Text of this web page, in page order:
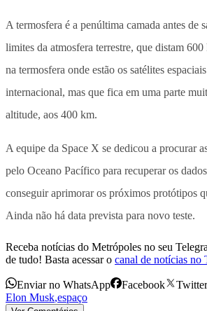
A termosfera é a penúltima camada antes de
limites da atmosfera terrestre, que distam
na termosfera onde estão os satélites
internacional, mas que fica em uma parte
altitude, aos 400 km.
A equipe da Space X se dedicou a procurar
pelo Oceano Pacífico para recuperar os
conseguir aprimorar os próximos protótipos
Ainda não há data prevista para novo teste.
Receba notícias do Metrópoles no seu
de tudo! Basta acessar o canal de notícias no
Enviar no WhatsApp Facebook
Twitter
Elon Musk,espaço